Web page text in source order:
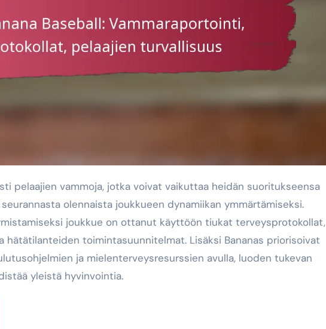
olennaista joukkueen dynamiikan ymmärtämiseksi.
joukkue on ottanut käyttöön tiukat terveysprotokollat,
hätätilanteiden toimintasuunnitelmat. Lisäksi Bananas priorisoivat
ja mielenterveysresurssien avulla, luoden tukevan
yleistä hyvinvointia.